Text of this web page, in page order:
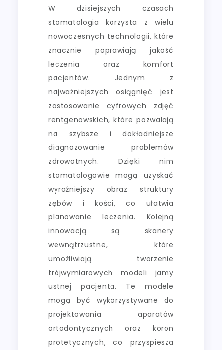
W dzisiejszych czasach
stomatologia korzysta z wielu
nowoczesnych technologii, które
znacznie poprawiają jakość
leczenia oraz komfort
pacjentów. Jednym z
najważniejszych osiągnięć jest
zastosowanie cyfrowych zdjęć
rentgenowskich, które pozwalają
na szybsze i dokładniejsze
diagnozowanie problemów
zdrowotnych. Dzięki nim
stomatologowie mogą uzyskać
wyraźniejszy obraz struktury
zębów i kości, co ułatwia
planowanie leczenia. Kolejną
innowacją są skanery
wewnątrzustne, które
umożliwiają tworzenie
trójwymiarowych modeli jamy
ustnej pacjenta. Te modele
mogą być wykorzystywane do
projektowania aparatów
ortodontycznych oraz koron
protetycznych, co przyspiesza